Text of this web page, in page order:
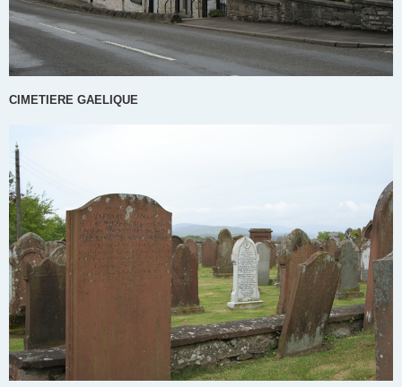
CIMETIERE GAELIQUE